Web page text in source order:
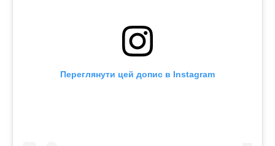
Переглянути цей допис в Instagram